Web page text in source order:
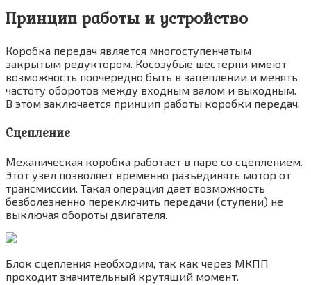
Принцип работы и устройство
Коробка передач является многоступенчатым
закрытым редуктором. Косозубые шестерни имеют
возможность поочередно быть в зацеплении и менять
частоту оборотов между входным валом и выходным.
В этом заключается принцип работы коробки передач.
Сцепление
Механическая коробка работает в паре со сцеплением.
Этот узел позволяет временно разъединять мотор от
трансмиссии. Такая операция дает возможность
безболезненно переключить передачи (ступени) не
выключая обороты двигателя.
Блок сцепления необходим, так как через МКПП
проходит значительный крутящий момент.